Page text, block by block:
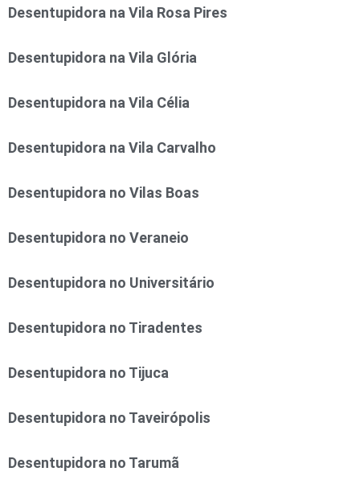
Desentupidora na Vila Rosa Pires
Desentupidora na Vila Glória
Desentupidora na Vila Célia
Desentupidora na Vila Carvalho
Desentupidora no Vilas Boas
Desentupidora no Veraneio
Desentupidora no Universitário
Desentupidora no Tiradentes
Desentupidora no Tijuca
Desentupidora no Taveirópolis
Desentupidora no Tarumã